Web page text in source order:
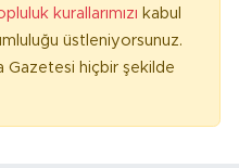
kurallarımızı kabul
üstleniyorsunuz.
Gazetesi hiçbir şekilde